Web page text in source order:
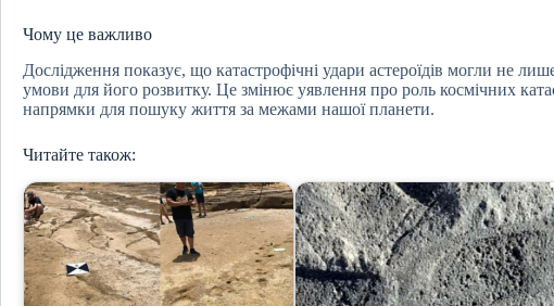
Чому це важливо
Дослідження показує, що катастрофічні удари астероїдів могли не
умови для його розвитку. Це змінює уявлення про роль космічних
напрямки для пошуку життя за межами нашої планети.
Читайте також: